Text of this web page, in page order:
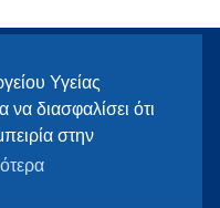
Υγείας
να διασφαλίσει ότι
στην